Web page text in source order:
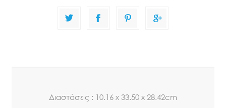
Διαστάσεις : 10.16 x 33.50 x 28.42cm